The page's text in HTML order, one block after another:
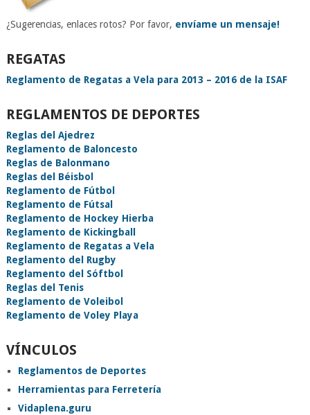
¿Sugerencias, enlaces rotos? Por favor, envíame un mensaje!
REGATAS
Reglamento de Regatas a Vela para 2013 – 2016 de la ISAF
REGLAMENTOS DE DEPORTES
Reglas del Ajedrez
Reglamento de Baloncesto
Reglas de Balonmano
Reglas del Béisbol
Reglamento de Fútbol
Reglamento de Fútsal
Reglamento de Hockey Hierba
Reglamento de Kickingball
Reglamento de Regatas a Vela
Reglamento del Rugby
Reglamento del Sóftbol
Reglas del Tenis
Reglamento de Voleibol
Reglamento de Voley Playa
VÍNCULOS
Reglamentos de Deportes
Herramientas para Ferretería
Vidaplena.guru